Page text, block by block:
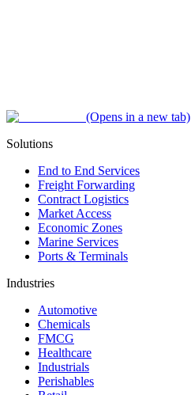
(Opens in a new tab)
Solutions
End to End Services
Freight Forwarding
Contract Logistics
Market Access
Economic Zones
Marine Services
Ports & Terminals
Industries
Automotive
Chemicals
FMCG
Healthcare
Industrials
Perishables